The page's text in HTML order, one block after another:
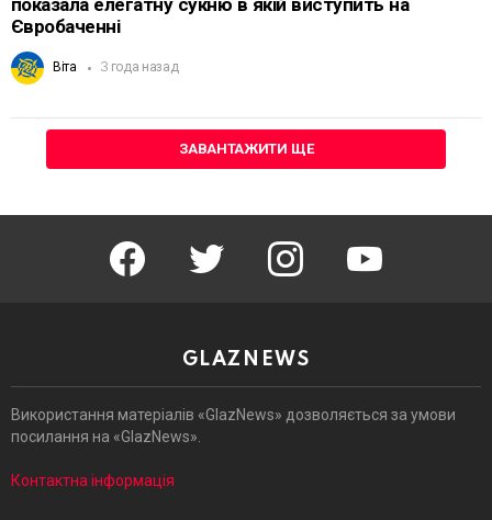
показала елегатну сукню в якій виступить на
Євробаченні
Віта 3 года назад
ЗАВАНТАЖИТИ ЩЕ
facebook twitter instagram youtube
GLAZNEWS
Використання матеріалів «GlazNews» дозволяється за умови
посилання на «GlazNews».
Контактна інформація